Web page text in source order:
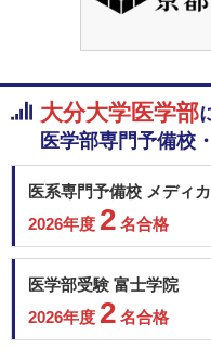
徳島大学
偏差値ラ
大分大学医学部
医学部専門予備校
医系専門予備校 メディ
2026年度 2 名合格
医学部受験 富士学院
2026年度 2 名合格